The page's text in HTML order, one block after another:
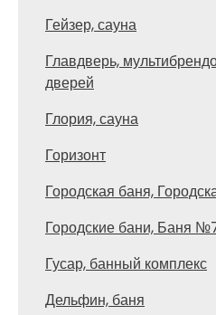
Гейзер, сауна
Главдверь,
дверей
Глория, сауна
Горизонт
Городская баня,
Городские бани, Баня
Гусар, банный комплекс
Дельфин, баня